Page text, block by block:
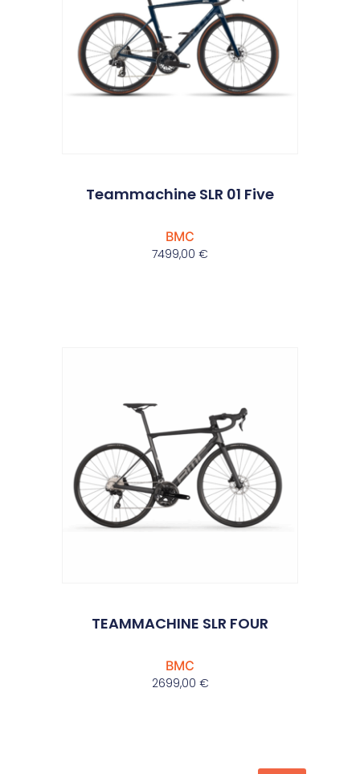
Teammachine SLR 01 Five
BMC
7499,00 €
TEAMMACHINE SLR FOUR
BMC
2699,00 €